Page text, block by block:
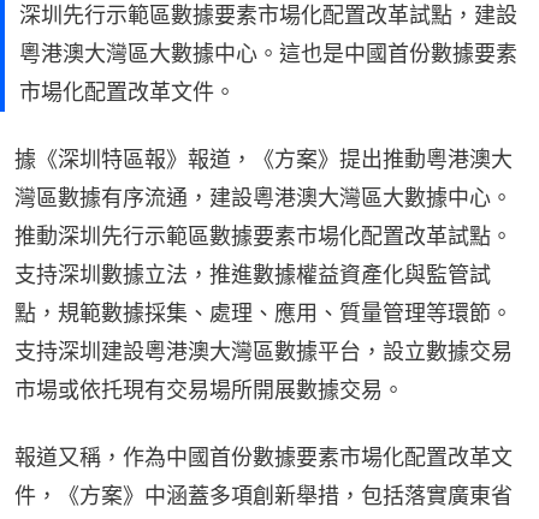
深圳先行示範區數據要素市場化配置改革試點，建設
粵港澳大灣區大數據中心。這也是中國首份數據要素
市場化配置改革文件。
據《深圳特區報》報道，《方案》提出推動粵港澳大
灣區數據有序流通，建設粵港澳大灣區大數據中心。
推動深圳先行示範區數據要素市場化配置改革試點。
支持深圳數據立法，推進數據權益資產化與監管試
點，規範數據採集、處理、應用、質量管理等環節。
支持深圳建設粵港澳大灣區數據平台，設立數據交易
市場或依托現有交易場所開展數據交易。
報道又稱，作為中國首份數據要素市場化配置改革文
件，《方案》中涵蓋多項創新舉措，包括落實廣東省